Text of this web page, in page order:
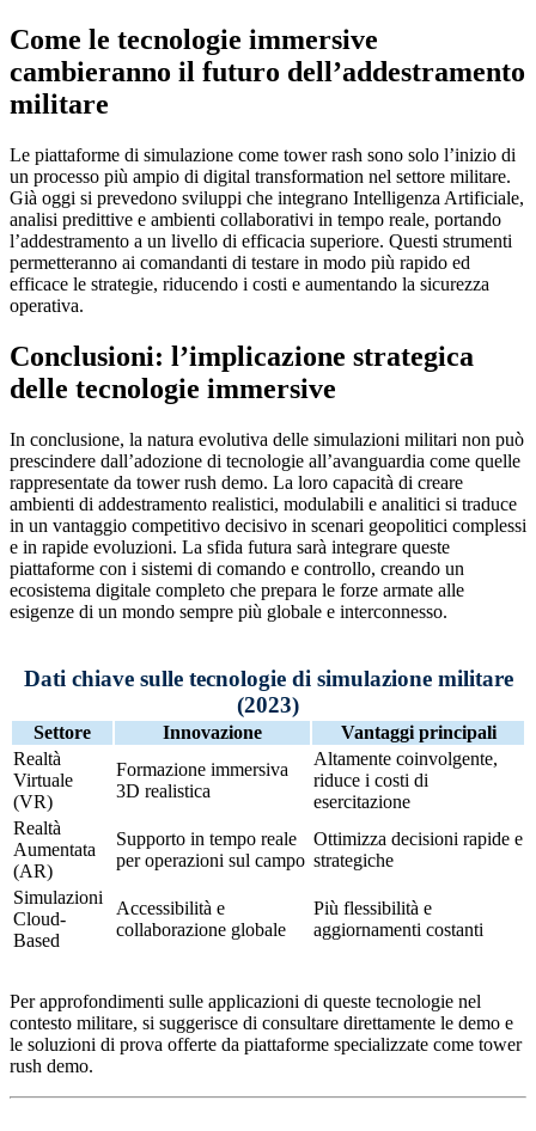
Come le tecnologie immersive
cambieranno il futuro dell’addestramento
militare
Le piattaforme di simulazione come tower rash sono solo l’inizio di
un processo più ampio di digital transformation nel settore militare.
Già oggi si prevedono sviluppi che integrano Intelligenza Artificiale,
analisi predittive e ambienti collaborativi in tempo reale, portando
l’addestramento a un livello di efficacia superiore. Questi strumenti
permetteranno ai comandanti di testare in modo più rapido ed
efficace le strategie, riducendo i costi e aumentando la sicurezza
operativa.
Conclusioni: l’implicazione strategica
delle tecnologie immersive
In conclusione, la natura evolutiva delle simulazioni militari non può
prescindere dall’adozione di tecnologie all’avanguardia come quelle
rappresentate da tower rush demo. La loro capacità di creare
ambienti di addestramento realistici, modulabili e analitici si traduce
in un vantaggio competitivo decisivo in scenari geopolitici complessi
e in rapide evoluzioni. La sfida futura sarà integrare queste
piattaforme con i sistemi di comando e controllo, creando un
ecosistema digitale completo che prepara le forze armate alle
esigenze di un mondo sempre più globale e interconnesso.
Dati chiave sulle tecnologie di simulazione militare
(2023)
Settore Innovazione
Vantaggi principali
Realtà
Virtuale
(VR)
Formazione immersiva
3D realistica
Altamente coinvolgente,
riduce i costi di
esercitazione
Realtà
Aumentata
(AR)
Supporto in tempo reale
per operazioni sul campo
Ottimizza decisioni rapide e
strategiche
Simulazioni
Cloud-
Based
Accessibilità e
collaborazione globale
Più flessibilità e
aggiornamenti costanti
Per approfondimenti sulle applicazioni di queste tecnologie nel
contesto militare, si suggerisce di consultare direttamente le demo e
le soluzioni di prova offerte da piattaforme specializzate come tower
rush demo.